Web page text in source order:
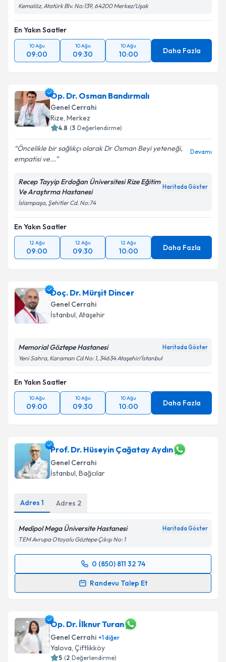
Kemalöz, Atatürk Blv. No:139, 64200 Merkez/Uşak
En Yakın Saatler
10 Ağu
09:00
10 Ağu
09:30
10 Ağu
10:00 Daha Fazla
Op. Dr. Osman Bandırmalı
Genel Cerrahi
Rize, Merkez
4.8 (3 Değerlendirme)
Öncelikle bir sağlıkçı olarak Dr Osman Beyi yeteneği,
empatisi ve...
Devamı
Recep Tayyip Erdoğan Üniversitesi Rize Eğitim
Ve Araştırma Hastanesi
Haritada Göster
İslampaşa, Şehitler Cd. No:74
En Yakın Saatler
12 Ağu
09:00
12 Ağu
09:30
12 Ağu
10:00 Daha Fazla
Doç. Dr. Mürşit Dincer
Genel Cerrahi
İstanbul, Ataşehir
Memorial Göztepe Hastanesi Haritada Göster
Yeni Sahra, Karaman Cd No: 1, 34634 Ataşehir/İstanbul
En Yakın Saatler
10 Ağu
09:00
10 Ağu
09:30
10 Ağu
10:00 Daha Fazla
Prof. Dr. Hüseyin Çağatay Aydın
Genel Cerrahi
İstanbul, Bağcılar
Adres 1 Adres 2
Medipol Mega Üniversite Hastanesi Haritada Göster
TEM Avrupa Otoyolu Göztepe Çıkışı No: 1
0 (850) 811 32 74
Randevu Talep Et
Randevu Takvimi Talebi
almanız için bir takvim hazırlandığında e-posta ile
bilgilendireceğiz.
E-posta Adresiniz
Op. Dr. İlknur Turan
Genel Cerrahi +1diğer
Yalova, Çiftlikköy
5 (2 Değerlendirme)